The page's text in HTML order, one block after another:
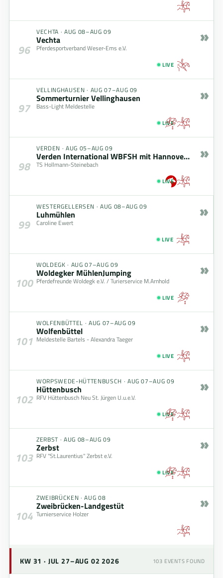
96
VECHTA · AUG 08–AUG 09
Vechta
Pferdesportverband Weser-Ems e.V.
LIVE
»
97
VELLINGHAUSEN · AUG 07–AUG 09
Sommerturnier Vellinghausen
Bass-Light Meldestelle
LIVE
»
98
VERDEN · AUG 05–AUG 09
Verden International WBFSH mit Hannoveraner Championat
TS Hollmann-Steinebach
LIVE
»
99
WESTERGELLERSEN · AUG 08–AUG 09
Luhmühlen
Caroline Ewert
LIVE
»
100
WOLDEGK · AUG 07–AUG 09
Woldegker MühlenJumping
Pferdefreunde Woldegk e.V. / Turierservice M.Arnhold
LIVE
»
101
WOLFENBÜTTEL · AUG 07–AUG 09
Wolfenbüttel
Meldestelle Bartels - Alexandra Taeger
LIVE
»
102
WORPSWEDE-HÜTTENBUSCH · AUG 07–AUG 09
Hüttenbusch
RFV Hüttenbusch Neu St. Jürgen U.u.e.V.
LIVE
»
103
ZERBST · AUG 08–AUG 09
Zerbst
RFV "St.Laurentius" Zerbst e.V.
LIVE
»
104
ZWEIBRÜCKEN ·AUG 08
Zweibrücken-Landgestüt
Turnierservice Holzer
»
KW 31 · JUL 27–AUG 02 2026 103 EVENTS FOUND